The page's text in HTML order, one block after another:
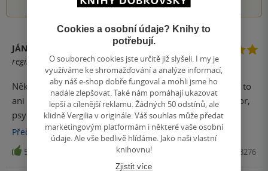
JÁN URIGA
registrovaný uživatel
Některé knihy se snaží změnit váš život. Tatoknížka se o to
ani nesnaží. A mám zato, že právě proto to dokáže. Autor,
psychoterapeut a lektor mindfulness, nenabízí rychlé
návody ani motivační fráze. Místo toho zve čtenáře k
pomalému, poctivému dialogu se sebou samým. V době,
kdy je většina literatury osobního rozvoje postavená na
Přečíst více
5 Kniha, PORTÁL, 2026, 9788026223276
Cookies a osobní údaje? Knihy to
potřebují.
O souborech cookies jste určitě již slyšeli. I my je
využíváme ke shromažďování a analýze informací,
aby náš e-shop dobře fungoval a mohli jsme ho
nadále zlepšovat. Také nám pomáhají ukazovat
lepší a cílenější reklamu. Žádných 50 odstínů, ale
klidně Vergilia v originále. Váš souhlas může předat
marketingovým platformám i některé vaše osobní
údaje. Ale vše bedlivě hlídáme. Jako naši vlastní
knihovnu!
Zjistit více